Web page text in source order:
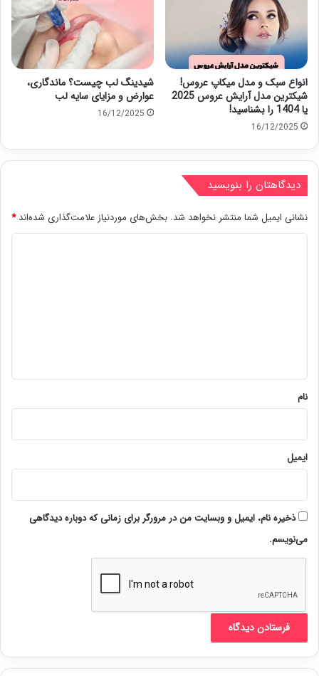
انواع سبک و مدل میکاپ عروس!
شیکترین مدل آرایش عروس 2025
یا 1404 را بشناسید!
16/12/2025
شیدینگ لب چیست؟ ماندگاری،
عوارض و مزایای سایه لب
16/12/2025
دیدگاهتان را بنویسید
نشانی ایمیل شما منتشر نخواهد شد. بخش‌های موردنیاز علامت‌گذاری شده‌اند*
نام
ایمیل
ذخیره نام، ایمیل و وبسایت من در مرورگر برای زمانی که دوباره دیدگاهی
می‌نویسم.